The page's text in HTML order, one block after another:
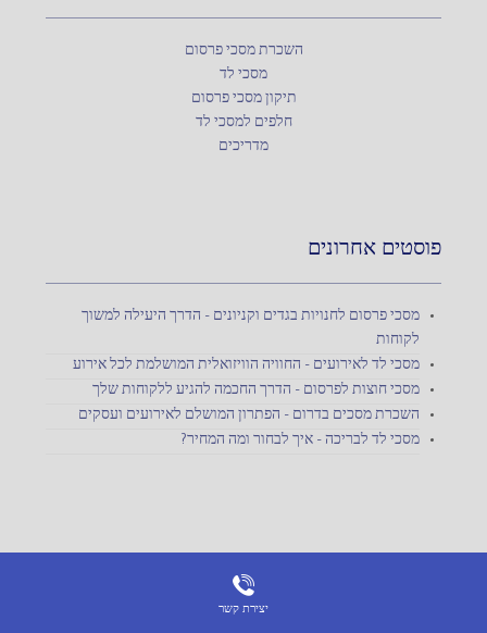
השכרת מסכי פרסום
מסכי לד
תיקון מסכי פרסום
חלפים למסכי לד
מדריכים
פוסטים אחרונים
מסכי פרסום לחנויות בגדים וקניונים – הדרך היעילה למשוך
לקוחות
מסכי לד לאירועים – החוויה הוויזואלית המושלמת לכל אירוע
מסכי חוצות לפרסום – הדרך החכמה להגיע ללקוחות שלך
השכרת מסכים בדרום – הפתרון המושלם לאירועים ועסקים
מסכי לד לבריכה – איך לבחור ומה המחיר?
יצירת קשר